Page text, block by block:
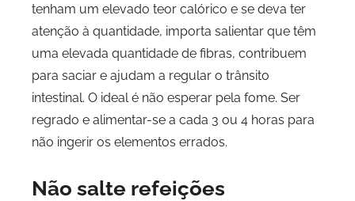
tenham um elevado teor calórico e se deva ter
atenção à quantidade, importa salientar que têm
uma elevada quantidade de fibras, contribuem
para saciar e ajudam a regular o trânsito
intestinal. O ideal é não esperar pela fome. Ser
regrado e alimentar-se a cada 3 ou 4 horas para
não ingerir os elementos errados.
Não salte refeições